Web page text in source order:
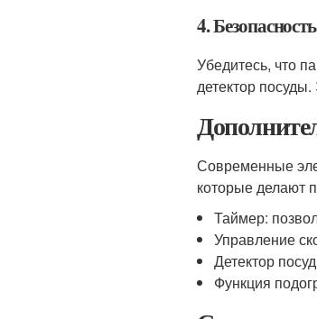
4. Безопасность
Убедитесь, что
детектор
Современные
которые делают
Таймер:
Управление
Детектор
Функция